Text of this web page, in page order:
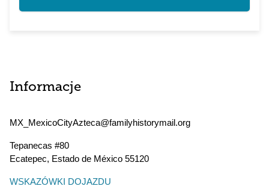
Informacje
MX_MexicoCityAzteca@familyhistorymail.org
Tepanecas #80
Ecatepec, Estado de México 55120
WSKAZÓWKI DOJAZDU